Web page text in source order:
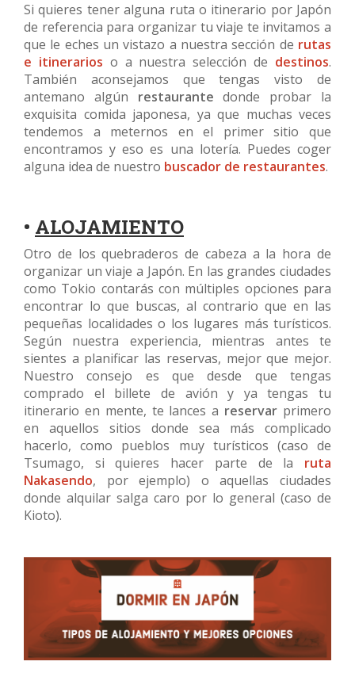
Si quieres tener alguna ruta o itinerario por Japón
de referencia para organizar tu viaje te invitamos a
que le eches un vistazo a nuestra sección de rutas
e itinerarios o a nuestra selección de destinos.
También aconsejamos que tengas visto de
antemano algún restaurantedonde probar la
exquisita comida japonesa, ya que muchas veces
tendemos a meternos en el primer sitio que
encontramos y eso es una lotería. Puedes coger
alguna idea de nuestro buscador de restaurantes.
• ALOJAMIENTO
Otro de los quebraderos de cabeza a la hora de
organizar un viaje a Japón. En las grandes ciudades
como Tokio contarás con múltiples opciones para
encontrar lo que buscas, al contrario que en las
pequeñas localidades o los lugares más turísticos.
Según nuestra experiencia, mientras antes te
sientes a planificar las reservas, mejor que mejor.
Nuestro consejo es que desde que tengas
comprado el billete de avión y ya tengas tu
itinerario en mente, te lances a reservar primero
en aquellos sitios donde sea más complicado
hacerlo, como pueblos muy turísticos (caso de
Tsumago, si quieres hacer parte de la ruta
Nakasendo, por ejemplo) o aquellas ciudades
donde alquilar salga caro por lo general (caso de
Kioto).